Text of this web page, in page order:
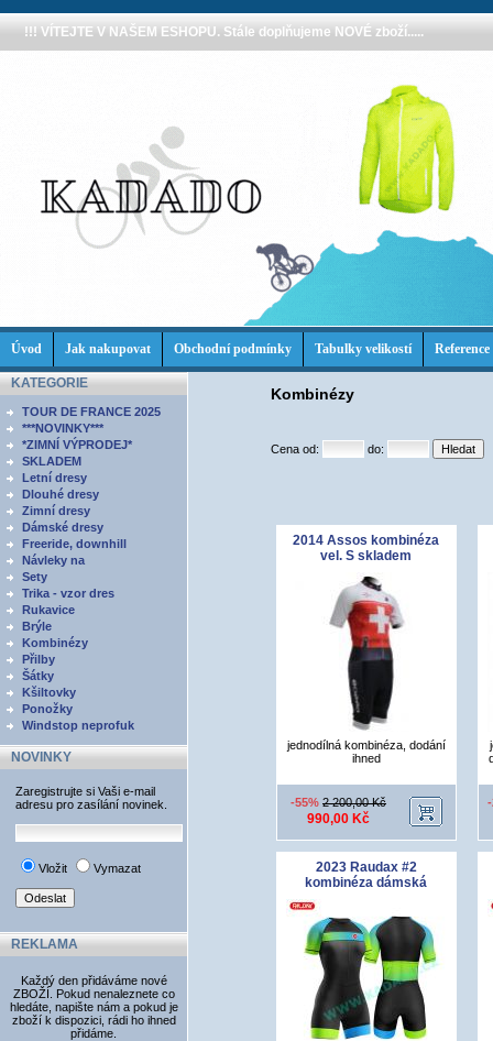
!!! VÍTEJTE V NAŠEM ESHOPU. Stále doplňujeme NOVÉ zboží.....
Úvod Jak nakupovat Obchodní podmínky Tabulky velikostí Reference
KATEGORIE
TOUR DE FRANCE 2025
***NOVINKY***
*ZIMNÍ VÝPRODEJ*
SKLADEM
Letní dresy
Dlouhé dresy
Zimní dresy
Dámské dresy
Freeride, downhill
Návleky na
Sety
Trika - vzor dres
Rukavice
Brýle
Kombinézy
Přilby
Šátky
Kšiltovky
Ponožky
Windstop neprofuk
NOVINKY
Zaregistrujte si Vaši e-mail
adresu pro zasílání novinek.
Vložit Vymazat
REKLAMA
Každý den přidáváme nové
ZBOŽÍ. Pokud nenaleznete co
hledáte, napište nám a pokud je
zboží k dispozici, rádi ho ihned
přidáme.
Kombinézy
Cena od: do:
2014 Assos kombinéza
vel. S skladem
jednodílná kombinéza, dodání
ihned
-55% 2 200,00 Kč
990,00 Kč
2023 Raudax #2
kombinéza dámská